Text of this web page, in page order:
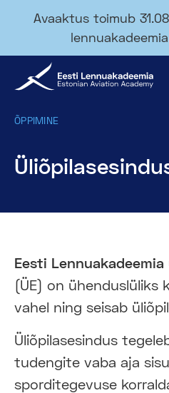
Avaaktus toimub
ÕPPIMINE
Eesti
(ÜE) on ühenduslüliks
vahel ning seisab
Üliõpilasesindus
tudengite vaba aja
sporditegevuse